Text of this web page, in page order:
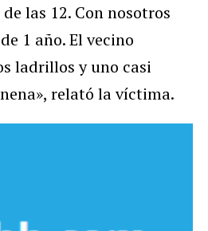
las 12. Con nosotros
1 año. El vecino
ladrillos y uno casi
relató la víctima.